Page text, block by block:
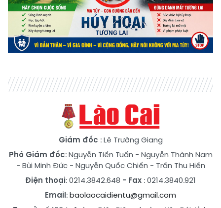
Giám đốc : Lê Trường Giang
Phó Giám đốc:Nguyễn Tiến Tuấn - Nguyễn Thành Nam
- Bùi Minh Đức- Nguyễn Quốc Chiến - Trần Thu Hiền
Điện thoại: 0214.3842.648 - Fax : 0214.3840.921
Email:baolaocaidientu@gmail.com